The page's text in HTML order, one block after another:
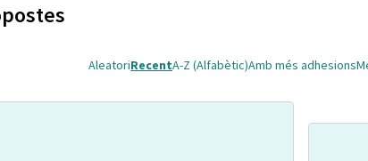
AleatoriRecentA-Z (Alfabètic)Amb més adhesions